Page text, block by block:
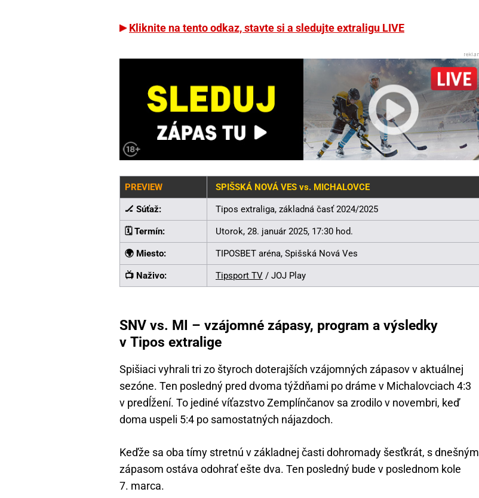
Kliknite na tento odkaz, stavte si a sledujte extraligu LIVE
PREVIEW SPIŠSKÁ NOVÁ VES vs. MICHALOVCE
🏒 Súťaž: Tipos extraliga, základná časť 2024/2025
🗓️ Termín: Utorok, 28. január 2025, 17:30 hod.
🌍 Miesto: TIPOSBET aréna, Spišská Nová Ves
📺 Naživo: Tipsport TV / JOJ Play
SNV vs. MI – vzájomné zápasy, program a výsledky
v Tipos extralige
Spišiaci vyhrali tri zo štyroch doterajších vzájomných zápasov v aktuálnej
sezóne. Ten posledný pred dvoma týždňami po dráme v Michalovciach 4:3
v predĺžení. To jediné víťazstvo Zemplínčanov sa zrodilo v novembri, keď
doma uspeli 5:4 po samostatných nájazdoch.
Keďže sa oba tímy stretnú v základnej časti dohromady šesťkrát, s dnešným
zápasom ostáva odohrať ešte dva. Ten posledný bude v poslednom kole
7. marca.